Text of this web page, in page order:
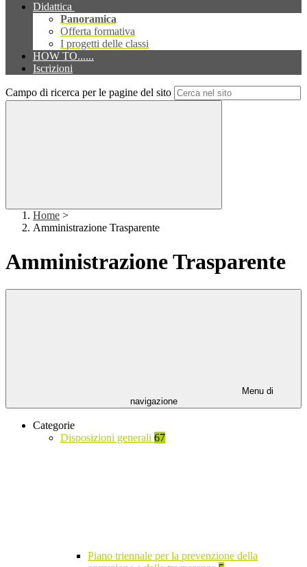
Didattica
Panoramica
Offerta formativa
I progetti delle classi
HOW TO......
Iscrizioni
Campo di ricerca per le pagine del sito
Home >
Amministrazione Trasparente
Amministrazione Trasparente
Menu di
navigazione
Categorie
Disposizioni generali 67
Piano triennale per la prevenzione della